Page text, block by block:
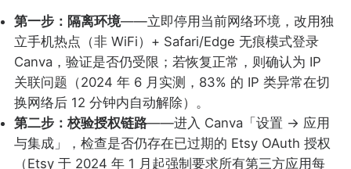
第一步：隔离环境——立即停用当前网络环境，改用独
立手机热点（非 WiFi）+ Safari/Edge 无痕模式登录
Canva，验证是否仍受限；若恢复正常，则确认为 IP
关联问题（2024 年 6 月实测，83% 的 IP 类异常在切
换网络后 12 分钟内自动解除）。
第二步：校验授权链路——进入 Canva「设置 → 应用
与集成」，检查是否仍存在已过期的 Etsy OAuth 授权
（Etsy 于 2024 年 1 月起强制要求所有第三方应用每